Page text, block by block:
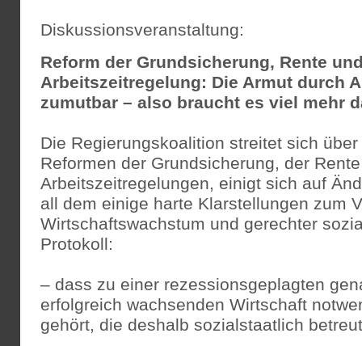
Diskussionsveranstaltung:
Reform der Grundsicherung, Rente
Arbeitszeitregelung: Die Armut durch
zumutbar – also braucht es viel mehr
Die Regierungskoalition streitet sich
Reformen der Grundsicherung, der
Arbeitszeitregelungen, einigt sich auf
all dem einige harte Klarstellungen zum
Wirtschaftswachstum und gerechter
Protokoll:
– dass zu einer rezessionsgeplagten
erfolgreich wachsenden Wirtschaft
gehört, die deshalb sozialstaatlich